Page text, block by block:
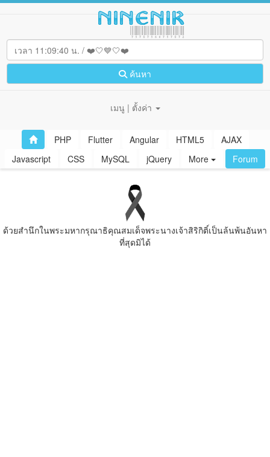
ค้นหา
เมนู | ตั้งค่า
PHP Flutter Angular HTML5
AJAX
Javascript
CSS MySQL jQuery More Forum
ด้วยสํานึกในพระมหากรุณาธิคุณสมเด็จพระนางเจ้าสิริกิติ์เป็นล้นพ้นอันหา
ที่สุดมิได้